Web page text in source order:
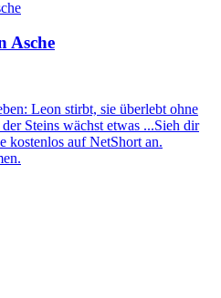
Asche
Leon stirbt, sie überlebt ohne
Steins wächst etwas ...Sieh dir
kostenlos auf NetShort an.